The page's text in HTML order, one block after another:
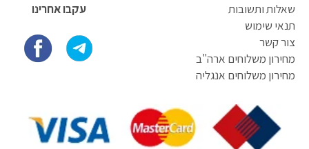
עקבו אחרינו
שאלות ותשובות
תנאי שימוש
צור קשר
מחירון משלוחים ארה"ב
מחירון משלוחים אנגליה